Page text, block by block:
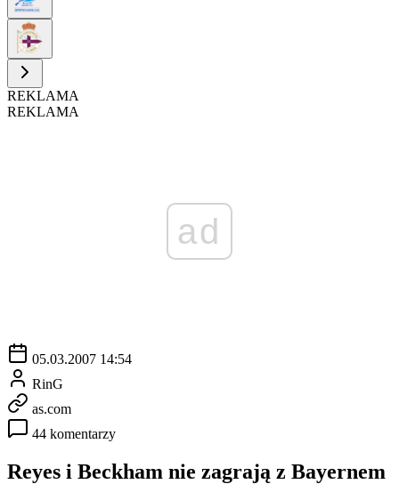
REKLAMA
REKLAMA
ad
05.03.2007 14:54
RinG
as.com
44 komentarzy
Reyes i Beckham nie zagrają z Bayernem